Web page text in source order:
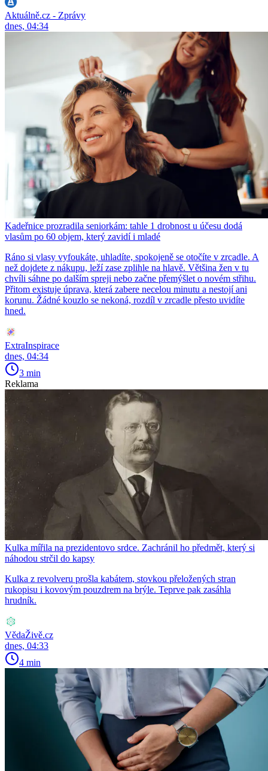
Aktuálně.cz - Zprávy
dnes, 04:34
Kadeřnice prozradila seniorkám: tahle 1 drobnost u účesu dodá
vlasům po 60 objem, který zavidí i mladé
Ráno si vlasy vyfoukáte, uhladíte, spokojeně se otočíte v zrcadle. A
než dojdete z nákupu, leží zase zplihle na hlavě. Většina žen v tu
chvíli sáhne po dalším spreji nebo začne přemýšlet o novém střihu.
Přitom existuje úprava, která zabere necelou minutu a nestojí ani
korunu. Žádné kouzlo se nekoná, rozdíl v zrcadle přesto uvidíte
hned.
ExtraInspirace
dnes, 04:34
3 min
Reklama
Kulka mířila na prezidentovo srdce. Zachránil ho předmět, který si
náhodou strčil do kapsy
Kulka z revolveru prošla kabátem, stovkou přeložených stran
rukopisu i kovovým pouzdrem na brýle. Teprve pak zasáhla
hrudník.
VědaŽivě.cz
dnes, 04:33
4 min